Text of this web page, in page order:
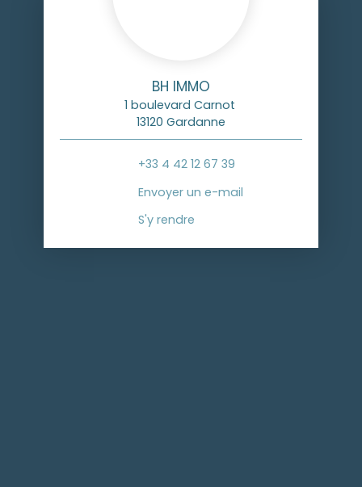
BH IMMO
1 boulevard Carnot
13120 Gardanne
+33 4 42 12 67 39
Envoyer un e-mail
S'y rendre